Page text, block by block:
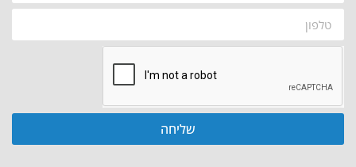
שליחה